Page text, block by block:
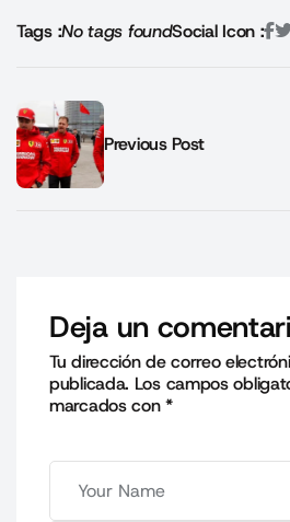
Tags :No tags foundSocial Icon :
Previous Post
Deja un
Tu dirección de correo
publicada. Los campos
marcados con*